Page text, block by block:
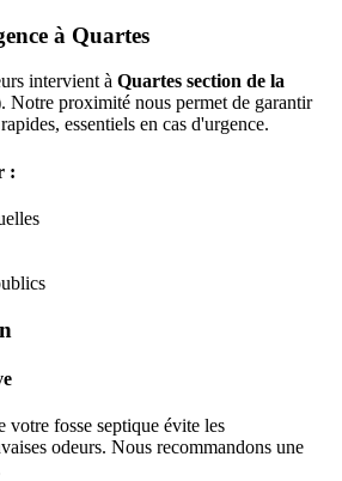
à Quartes
intervient à Quartes section de la
. Notre proximité nous permet de garantir
essentiels en cas d'urgence.
:
votre fosse septique évite les
odeurs. Nous recommandons une